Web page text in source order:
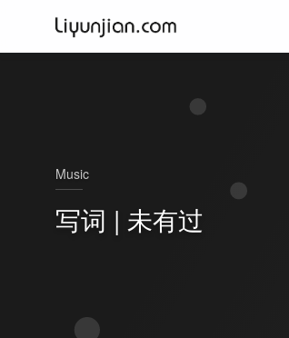
Music
写词 | 未有过